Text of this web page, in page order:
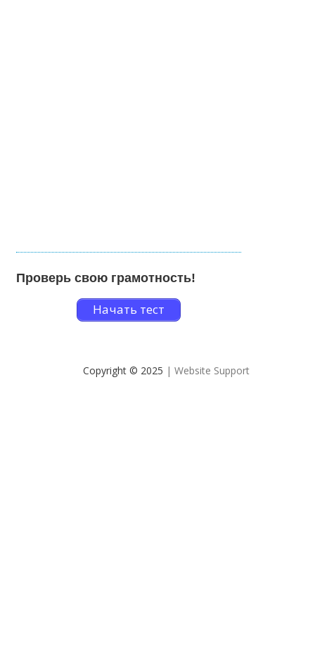
Проверь свою грамотность!
Начать тест
Copyright © 2025 | Website Support